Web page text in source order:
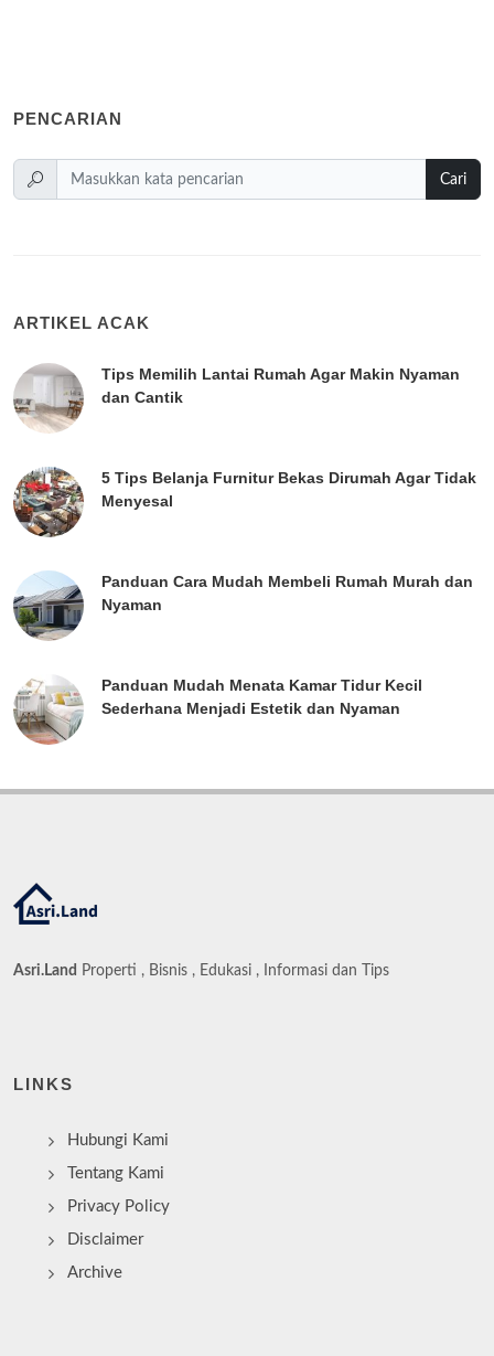
PENCARIAN
Cari
ARTIKEL ACAK
Tips Memilih Lantai Rumah Agar Makin Nyaman
dan Cantik
5 Tips Belanja Furnitur Bekas Dirumah Agar Tidak
Menyesal
Panduan Cara Mudah Membeli Rumah Murah dan
Nyaman
Panduan Mudah Menata Kamar Tidur Kecil
Sederhana Menjadi Estetik dan Nyaman
Asri.Land Properti , Bisnis , Edukasi , Informasi dan Tips
LINKS
Hubungi Kami
Tentang Kami
Privacy Policy
Disclaimer
Archive